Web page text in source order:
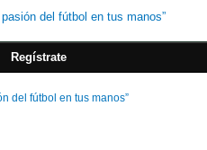
Regístrate
del fútbol en tus manos”